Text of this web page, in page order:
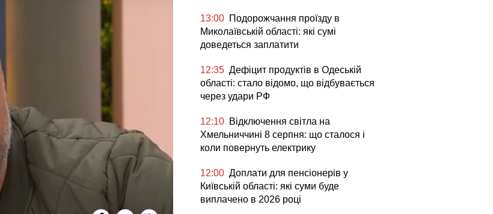
13:00 Подорожчання проїзду в
Миколаївській області: які сумі
доведеться заплатити
12:35 Дефіцит продуктів в Одеській
області: стало відомо, що відбувається
через удари РФ
12:10 Відключення світла на
Хмельниччині 8 серпня: що сталося і
коли повернуть електрику
12:00 Доплати для пенсіонерів у
Київській області: які суми буде
виплачено в 2026 році